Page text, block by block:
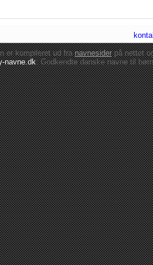
er kompileret ud franavnesiderpå nettet
navne.dk: Godkendte danskenavne til børn